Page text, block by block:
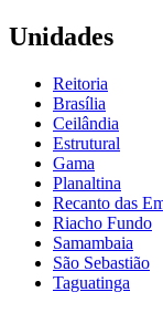
Unidades
Reitoria
Brasília
Ceilândia
Estrutural
Gama
Planaltina
Recanto das
Riacho Fundo
Samambaia
São Sebastião
Taguatinga